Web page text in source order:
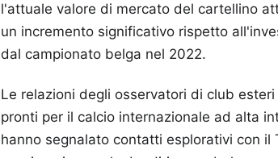
l'attuale valore di mercato del cartellino
un incremento significativo rispetto
dal campionato belga nel 2022.
Le relazioni degli osservatori di club
pronti per il calcio internazionale ad alta
hanno segnalato contatti esplorativi con